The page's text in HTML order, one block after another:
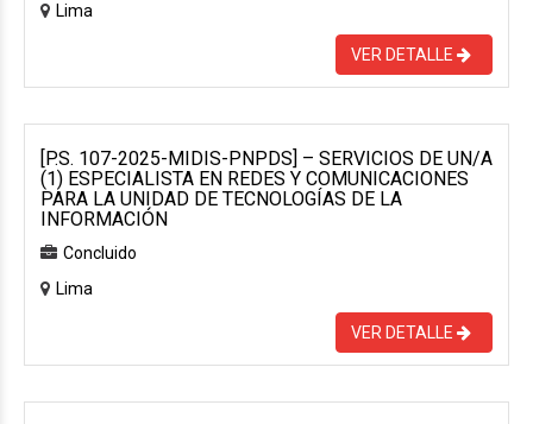
Lima
VER DETALLE
[P.S. 107-2025-MIDIS-PNPDS] – SERVICIOS DE UN/A
(1) ESPECIALISTA EN REDES Y COMUNICACIONES
PARA LA UNIDAD DE TECNOLOGÍAS DE LA
INFORMACIÓN
Concluido
Lima
VER DETALLE